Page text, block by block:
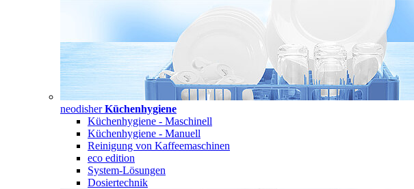
neodisherKüchenhygiene
Küchenhygiene - Maschinell
Küchenhygiene - Manuell
Reinigung von Kaffeemaschinen
eco edition
System-Lösungen
Dosiertechnik